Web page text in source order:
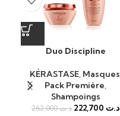
Duo Discipline
KÉRASTASE, Masques
Pack Première,
Shampoings
د.ت262,000 د.ت